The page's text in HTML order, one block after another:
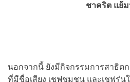
ชาคริต แย้
นอกจากนี้ ยังมีกิจกรรมการสาธิต
ที่มีชื่อเสียง เชฟชุมชน และเชฟรุ่น